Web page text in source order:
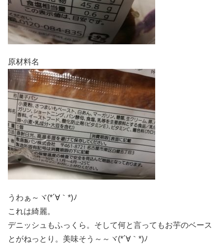
原材料名
うわぁ～ヾ(*´∀｀*)ﾉ
これは綺麗。
デニッシュもふっくら。そして何と言ってもお芋のベース
とがねっとり。美味そう～～ヾ(*´∀｀*)ﾉ